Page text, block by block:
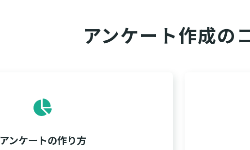
アンケート作成の
アンケートの作り方